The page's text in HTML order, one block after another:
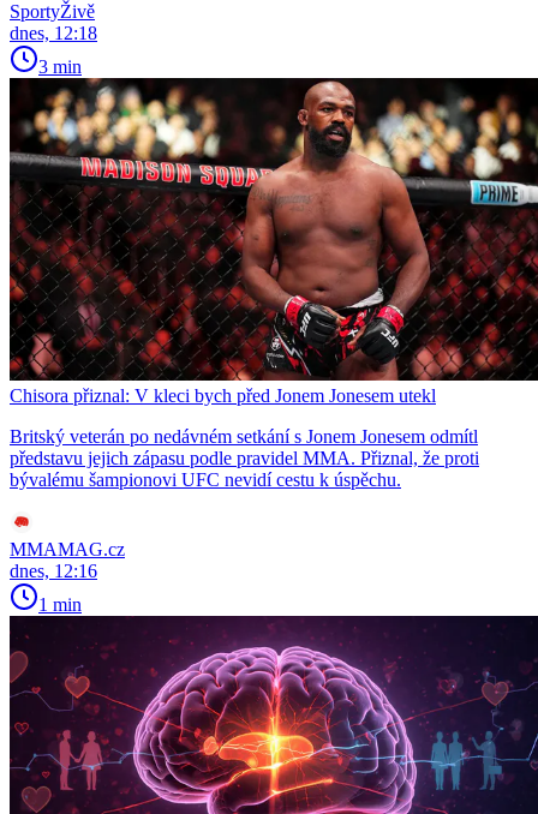
SportyŽivě
dnes, 12:18
3 min
Chisora přiznal: V kleci bych před Jonem Jonesem utekl
Britský veterán po nedávném setkání s Jonem Jonesem odmítl
představu jejich zápasu podle pravidel MMA. Přiznal, že proti
bývalému šampionovi UFC nevidí cestu k úspěchu.
MMAMAG.cz
dnes, 12:16
1 min